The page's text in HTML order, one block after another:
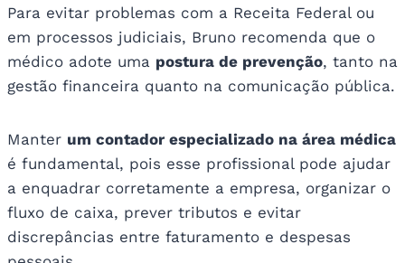
Para evitar problemas com a Receita Federal ou
em processos judiciais, Bruno recomenda que o
médico adote uma postura de prevenção, tanto na
gestão financeira quanto na comunicação pública.
Manter um contador especializado na área médica
é fundamental, pois esse profissional pode ajudar
a enquadrar corretamente a empresa, organizar o
fluxo de caixa, prever tributos e evitar
discrepâncias entre faturamento e despesas